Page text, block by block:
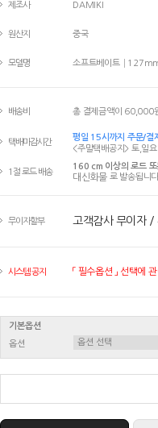
제조사 DAMIKI
원산지 중국
모델명 소프트베이트
배송비 총 결제금액이 60,000
택배마감시간
평일 15시까지 주문/결
<주말택배공지> 토,일
1절 로드 배송
160 cm 이상의 로드 또
대신화물 로 발송됩니
무이자할부 고객감사 무이자 /
시스템 공지 「 필수옵션 」 선택
기본옵션
옵션